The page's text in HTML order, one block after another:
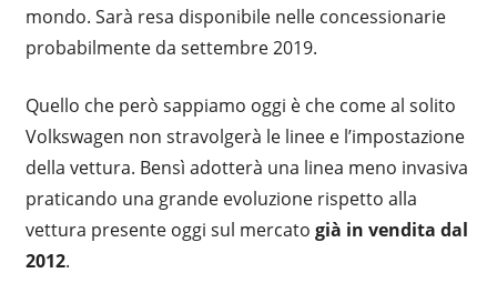
mondo. Sarà resa disponibile nelle concessionarie
probabilmente da settembre 2019.
Quello che però sappiamo oggi è che come al solito
Volkswagen non stravolgerà le linee e l’impostazione
della vettura. Bensì adotterà una linea meno invasiva
praticando una grande evoluzione rispetto alla
vettura presente oggi sul mercato già in vendita dal
2012.